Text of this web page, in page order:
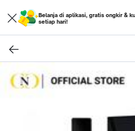
Belanja di aplikasi, gratis ongkir &
setiap hari!